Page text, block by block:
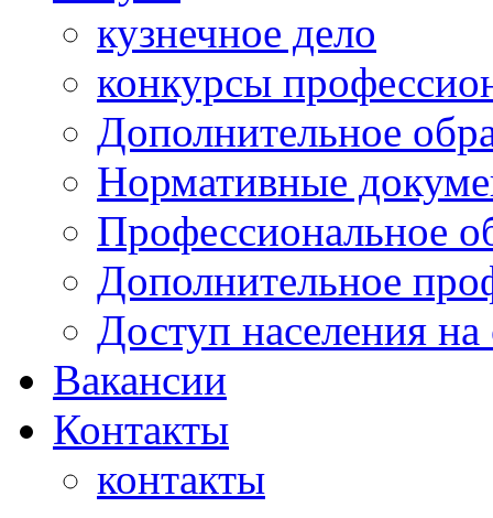
кузнечное дело
конкурсы
Дополнительное
Нормативные
Профессиональное
Дополнительное
Доступ населения
Вакансии
Контакты
контакты